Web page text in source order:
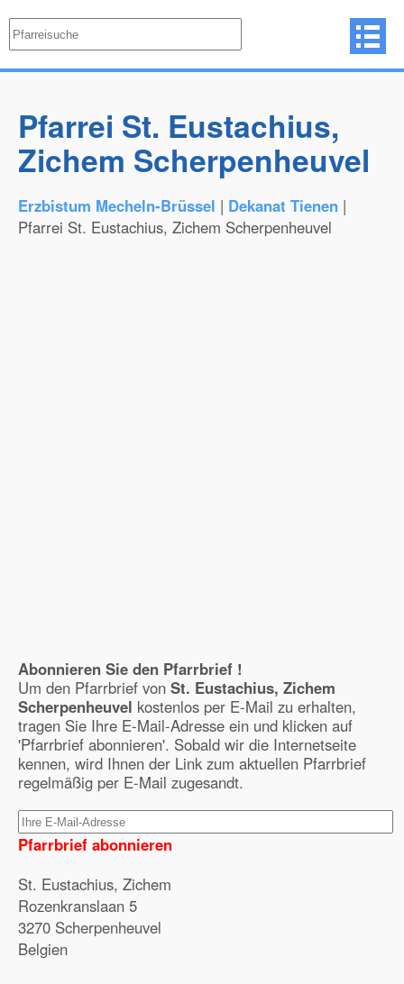
Pfarrei St. Eustachius,
Zichem Scherpenheuvel
Erzbistum Mecheln-Brüssel | Dekanat Tienen |
Pfarrei St. Eustachius, Zichem Scherpenheuvel
Abonnieren Sie den Pfarrbrief !
Um den Pfarrbrief von St. Eustachius, Zichem
Scherpenheuvel kostenlos per E-Mail zu erhalten,
tragen Sie Ihre E-Mail-Adresse ein und klicken auf
'Pfarrbrief abonnieren'. Sobald wir die Internetseite
kennen, wird Ihnen der Link zum aktuellen Pfarrbrief
regelmäßig per E-Mail zugesandt.
Pfarrbrief abonnieren
St. Eustachius, Zichem
Rozenkranslaan 5
3270 Scherpenheuvel
Belgien